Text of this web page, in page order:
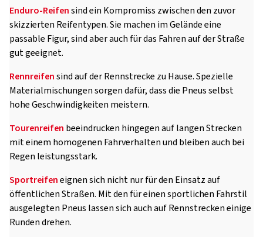
Enduro-Reifensind ein Kompromiss zwischen den zuvor
skizzierten Reifentypen. Sie machen im Gelände eine
passable Figur, sind aber auch für das Fahren auf der Straße
gut geeignet.
Rennreifensind auf der Rennstrecke zu Hause. Spezielle
Materialmischungen sorgen dafür, dass die Pneus selbst
hohe Geschwindigkeiten meistern.
Tourenreifen beeindrucken hingegen auf langen Strecken
mit einem homogenen Fahrverhalten und bleiben auch bei
Regen leistungsstark.
Sportreifeneignen sich nicht nur für den Einsatz auf
öffentlichen Straßen. Mit den für einen sportlichen Fahrstil
ausgelegten Pneus lassen sich auch auf Rennstrecken einige
Runden drehen.